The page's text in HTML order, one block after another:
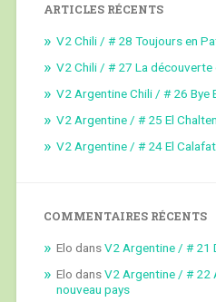
ARTICLES RÉCENTS
V2 Chili / # 28 Toujours en
V2 Chili / # 27 La
V2 Argentine Chili / # 26 Bye
V2 Argentine / # 25 El
V2 Argentine / # 24 El
COMMENTAIRES RÉCENTS
Elo dansV2 Argentine / # 21
Elo dansV2 Argentine / # 22
nouveau pays